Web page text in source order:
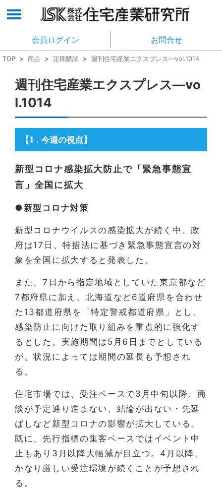
会員ログイン お問合せ
TOP > 商品 > 定期購読 > 週刊住宅産業エクスプレス―vol.1014
週刊住宅産業エクスプレス―vo
l.1014
【1 ． 今週の視点】
新型コロナ感染拡大防止で「緊急事態宣
言」全国に拡大
●新型コロナ対策
新型コロナウイルスの感染拡大が続く中、政
府は17日、特措法に基づき緊急事態宣言の対
象を全国に拡大すると発表した。
また、7日から指定地域としていた東京都など
7都府県に加え、北海道など6道府県を合わせ
た13都道府県を「特定警戒都道府県」とし、
感染防止に向けた取り組みを重点的に強化す
るとした。実施期間は5月6日までとしている
が、状況によっては期間の延長も予想され
る。
住宅市場では、受注ベースで3月中旬以降、商
談が予定通り進まない、結論が出ない・先延
ばしなど新型コロナの影響が拡大している。
既に、先行指標の集客ベースではイベント中
止もあり3月以降大幅減が目立つ。4月以降、
かなり厳しい受注環境が続くことが予想され
る。